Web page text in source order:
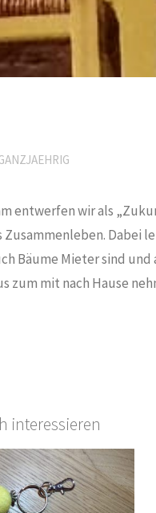
entwerfen wir als
Dabei
Bäume Mieter sind
zum mit nach Hause
interessieren